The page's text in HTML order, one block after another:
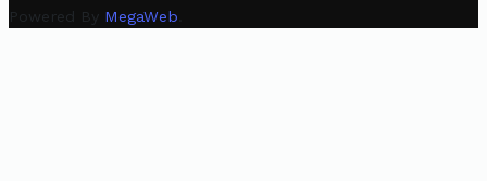
Powered By MegaWeb